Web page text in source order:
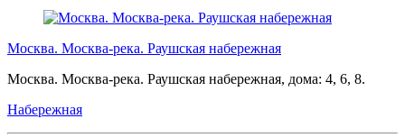
Москва. Москва-река. Раушская набережная
Москва. Москва-река. Раушская набережная, дома: 4, 6, 8.
Набережная